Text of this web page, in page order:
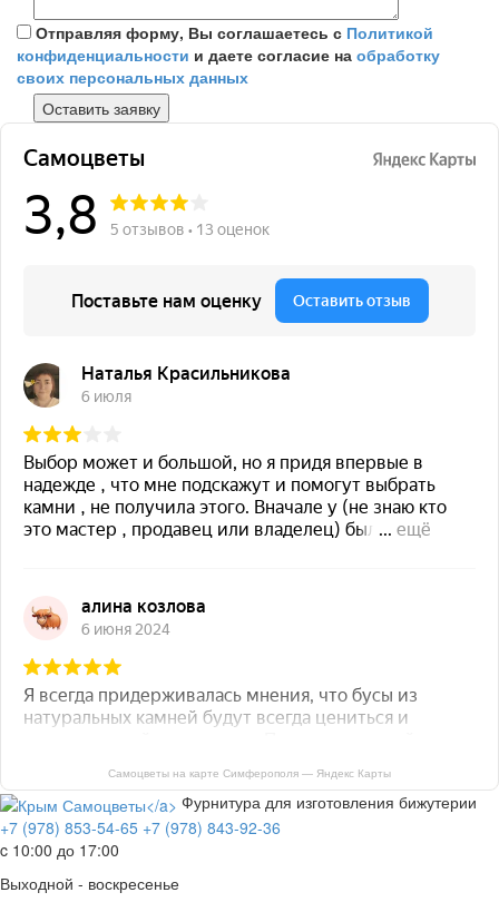
Отправляя форму, Вы соглашаетесь с Политикой
конфиденциальности и даете согласие на обработку
своих персональных данных
Самоцветы на карте Симферополя — Яндекс Карты
Фурнитура для изготовления бижутерии
+7 (978) 853-54-65 +7 (978) 843-92-36
c 10:00 до 17:00
Выходной - воскресенье